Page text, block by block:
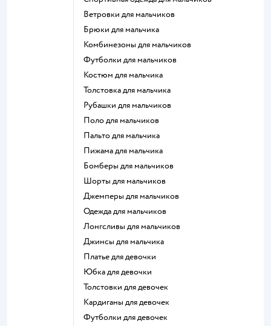
Ветровки для мальчиков
Брюки для мальчика
Комбинезоны для мальчиков
Футболки для мальчиков
Костюм для мальчика
Толстовка для мальчика
Рубашки для мальчиков
Поло для мальчиков
Пальто для мальчика
Пижама для мальчика
Бомберы для мальчиков
Шорты для мальчиков
Джемперы для мальчиков
Одежда для мальчиков
Лонгсливы для мальчиков
Джинсы для мальчика
Платье для девочки
Юбка для девочки
Толстовки для девочек
Кардиганы для девочек
Футболки для девочек